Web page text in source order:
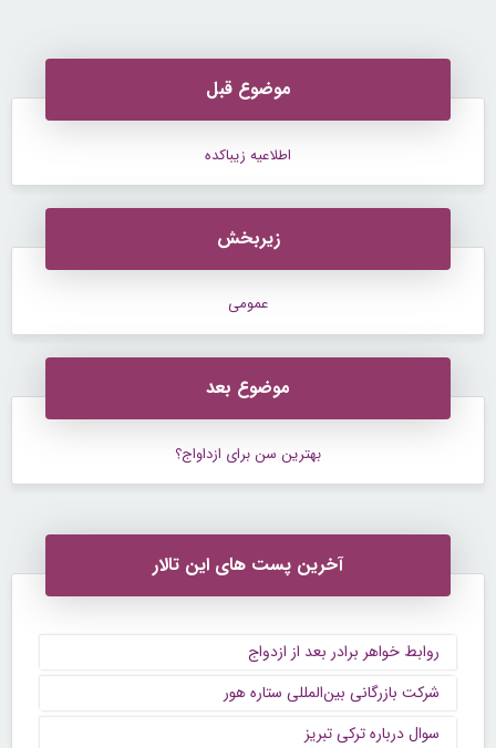
موضوع قبل
اطلاعیه زیباکده
زیربخش
عمومی
موضوع بعد
بهترین سن برای ازداواج؟
آخرین پست های این تالار
روابط خواهر برادر بعد از ازدواج
شرکت بازرگانی بین‌المللی ستاره هور
سوال درباره ترکی تبریز